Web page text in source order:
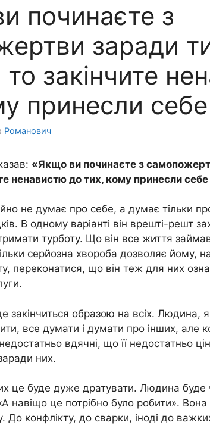
починаєте з
заради
закінчите
принесли
Романович
«Якщо ви починаєте з
ненавистю до тих, кому принесли
не думає про себе, а думає тільки
В одному варіанті він врешті-решт
турботу. Що він все життя
серйозна хвороба дозволяє йому,
переконатися, що він теж для них
закінчиться образою на всіх. Людина,
все думати і думати про інших, але
вдячні, що її недостатньо
них.
це буде дуже дратувати. Людина буде
навіщо це потрібно було робити».
До конфлікту, до сварки, іноді до